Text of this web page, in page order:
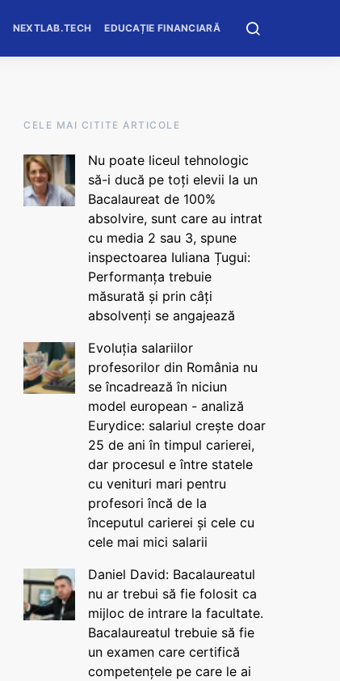
NEXTLAB.TECH EDUCAȚIE FINANCIARĂ
CELE MAI CITITE ARTICOLE
Nu poate liceul tehnologic
să-i ducă pe toți elevii la un
Bacalaureat de 100%
absolvire, sunt care au intrat
cu media 2 sau 3, spune
inspectoarea Iuliana Țugui:
Performanța trebuie
măsurată și prin câți
absolvenți se angajează
Evoluția salariilor
profesorilor din România nu
se încadrează în niciun
model european - analiză
Eurydice: salariul crește doar
25 de ani în timpul carierei,
dar procesul e între statele
cu venituri mari pentru
profesori încă de la
începutul carierei și cele cu
cele mai mici salarii
Daniel David: Bacalaureatul
nu ar trebui să fie folosit ca
mijloc de intrare la facultate.
Bacalaureatul trebuie să fie
un examen care certifică
competențele pe care le ai